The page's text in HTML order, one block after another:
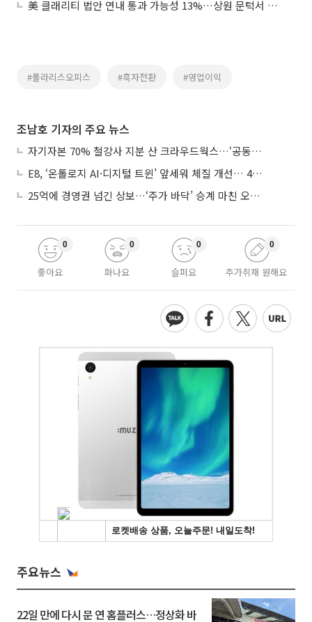
美 클래리티 법안 연내 통과 가능성 13%…상원 문턱서 제동
#폴라리스오피스 #흑자전환 #영업이익
조남호 기자의 주요 뉴스
자기자본 70% 철강사 지분 산 크라우드웍스…‘공동경영’으로 AI 시너지 낼까
E8, ‘온톨로지 AI·디지털 트윈’ 앞세워 체질 개선… 4분기 흑자전환 총력
25억에 경영권 넘긴 상보…‘주가 바닥’ 승계 마친 오너 2세, 주가 부양 나설까
좋아요
0
화나요
0
슬퍼요
0
추가취재 원해요
0
주요뉴스
22일 만에 다시 문 연 홈플러스…정상화 바